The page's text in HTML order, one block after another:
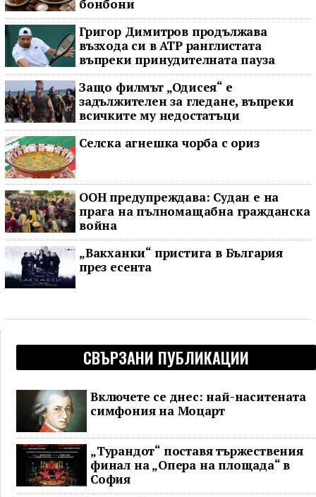
бонбони
Григор Димитров продължава
възхода си в ATP ранглистата
въпреки принудителната пауза
Защо филмът „Одисея“ е
задължителен за гледане, въпреки
всичките му недостатъци
Селска агнешка чорба с ориз
ООН предупреждава: Судан е на
прага на пълномащабна гражданска
война
„Вакханки“ пристига в България
през есента
СВЪРЗАНИ ПУБЛИКАЦИИ
Включете се днес: най-наситената
симфония на Моцарт
„Турандот“ поставя тържествения
финал на „Опера на площада“ в
София